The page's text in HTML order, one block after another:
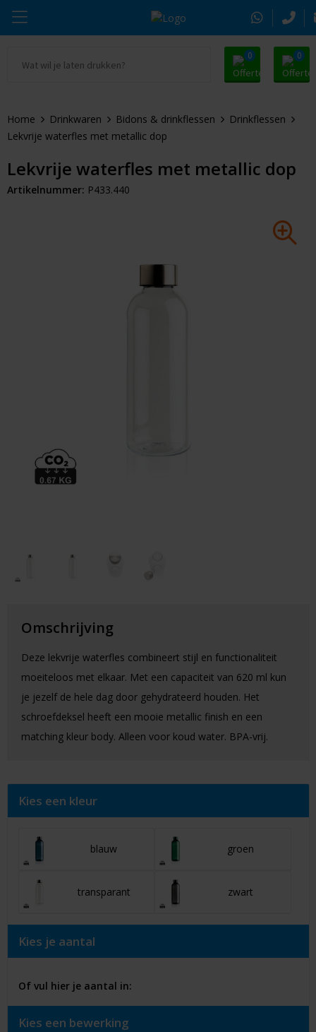
0 0
Drinkwaren
Tassen & Reizen
Paraplu's
Alle promosnoepje
Zomer
Kerst
Thule
Alle merken
Home Drinkwaren Bidons & drinkflessen
Drinkflessen
Lekvrije waterfles met metallic dop
Lekvrije waterfles met metallic dop
Artikelnummer: P433.440
Omschrijving
Deze lekvrije waterfles combineert stijl en functionaliteit
moeiteloos met elkaar. Met een capaciteit van 620 ml kun
je jezelf de hele dag door gehydrateerd houden. Het
schroefdeksel heeft een mooie metallic finish en een
matching kleur body. Alleen voor koud water. BPA-vrij.
Kies een kleur
blauw groen
transparant zwart
Kies je aantal
Of vul hier je aantal in:
Kies een bewerking